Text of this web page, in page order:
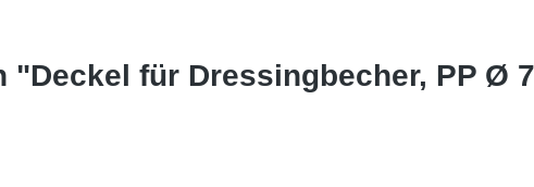
für Dressingbecher, PP Ø